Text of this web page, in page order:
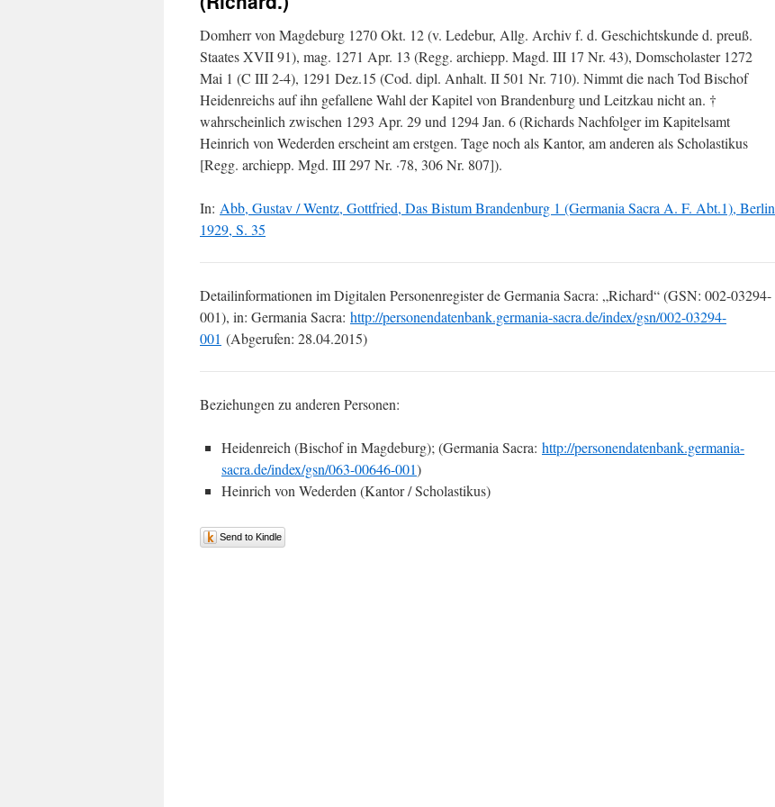
Domherr von Magdeburg 1270 Okt. 12 (v. Ledebur, Allg. Archiv f. d. Geschichtskunde d. preuß.
Staates XVII 91), mag. 1271 Apr. 13 (Regg. archiepp. Magd. III 17 Nr. 43), Domscholaster 1272
Mai 1 (C III 2-4), 1291 Dez.15 (Cod. dipl. Anhalt. II 501 Nr. 710). Nimmt die nach Tod Bischof
Heidenreichs auf ihn gefallene Wahl der Kapitel von Brandenburg und Leitzkau nicht an. †
wahrscheinlich zwischen 1293 Apr. 29 und 1294 Jan. 6 (Richards Nachfolger im Kapitelsamt
Heinrich von Wederden erscheint am erstgen. Tage noch als Kantor, am anderen als Scholastikus
[Regg. archiepp. Mgd. III 297 Nr. ·78, 306 Nr. 807]).
In: Abb, Gustav / Wentz, Gottfried, Das Bistum Brandenburg 1 (Germania Sacra A. F. Abt.1), Berlin
1929, S. 35
Detailinformationen im Digitalen Personenregister de Germania Sacra: „Richard“ (GSN: 002-03294-
001), in: Germania Sacra: http://personendatenbank.germania-sacra.de/index/gsn/002-03294-
001 (Abgerufen: 28.04.2015)
Beziehungen zu anderen Personen:
Heidenreich (Bischof in Magdeburg); (Germania Sacra: http://personendatenbank.germania-
sacra.de/index/gsn/063-00646-001)
Heinrich von Wederden (Kantor / Scholastikus)
Send to Kindle